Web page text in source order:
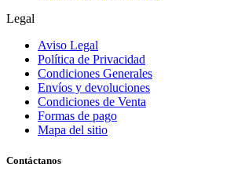
Legal
Aviso Legal
Política de Privacidad
Condiciones Generales
Envíos y devoluciones
Condiciones de Venta
Formas de pago
Mapa del sitio
Contáctanos